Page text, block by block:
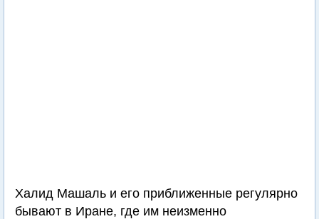
Халид Машаль и его приближенные регулярно
бывают в Иране, где им неизменно